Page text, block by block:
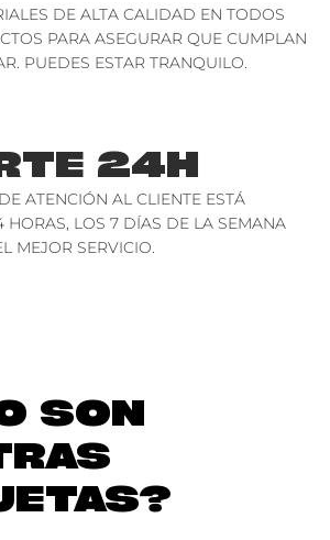
DE ALTA CALIDAD EN TODOS
PARA ASEGURAR QUE CUMPLAN
PUEDES ESTAR TRANQUILO.
24H
ATENCIÓN AL CLIENTE ESTÁ
HORAS, LOS 7 DÍAS DE LA SEMANA
MEJOR SERVICIO.
SON